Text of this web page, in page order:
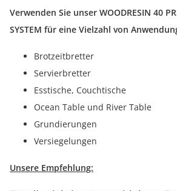
Verwenden Sie unser WOODRESIN 40
SYSTEM für eine Vielzahl von
Brotzeitbretter
Servierbretter
Esstische, Couchtische
Ocean Table und River Table
Grundierungen
Versiegelungen
Unsere Empfehlung: